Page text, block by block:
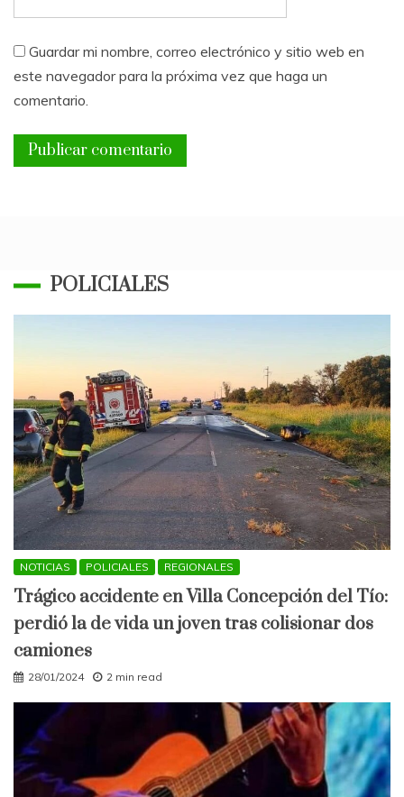
Guardar mi nombre, correo electrónico y sitio web en
este navegador para la próxima vez que haga un
comentario.
POLICIALES
NOTICIAS POLICIALES REGIONALES
Trágico accidente en Villa Concepción del Tío:
perdió la de vida un joven tras colisionar dos
camiones
28/01/2024 2 min read